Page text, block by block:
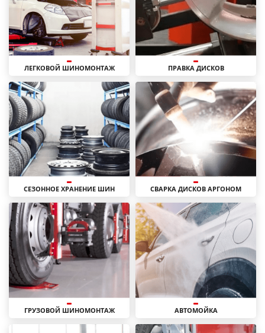
ЛЕГКОВОЙ ШИНОМОНТАЖ ПРАВКА ДИСКОВ
СЕЗОННОЕ ХРАНЕНИЕ ШИН СВАРКА ДИСКОВ АРГОНОМ
ГРУЗОВОЙ ШИНОМОНТАЖ АВТОМОЙКА